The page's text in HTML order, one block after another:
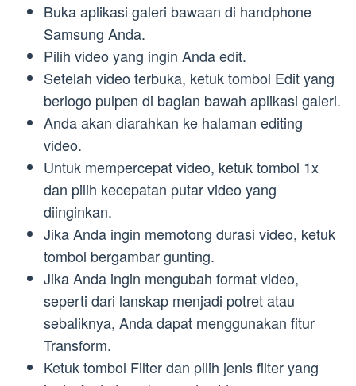
Buka aplikasi galeri bawaan di handphone
Samsung Anda.
Pilih video yang ingin Anda edit.
Setelah video terbuka, ketuk tombol Edit yang
berlogo pulpen di bagian bawah aplikasi galeri.
Anda akan diarahkan ke halaman editing
video.
Untuk mempercepat video, ketuk tombol 1x
dan pilih kecepatan putar video yang
diinginkan.
Jika Anda ingin memotong durasi video, ketuk
tombol bergambar gunting.
Jika Anda ingin mengubah format video,
seperti dari lanskap menjadi potret atau
sebaliknya, Anda dapat menggunakan fitur
Transform.
Ketuk tombol Filter dan pilih jenis filter yang